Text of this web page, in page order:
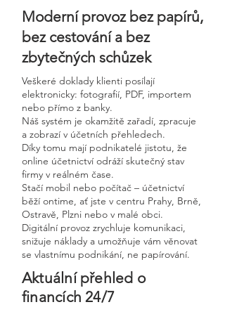
Moderní provoz bez papírů,
bez cestování a bez
zbytečných schůzek
Veškeré doklady klienti posílají
elektronicky: fotografií, PDF, importem
nebo přímo z banky.
Náš systém je okamžitě zařadí, zpracuje
a zobrazí v účetních přehledech.
Díky tomu mají podnikatelé jistotu, že
online účetnictví odráží skutečný stav
firmy v reálném čase.
Stačí mobil nebo počítač – účetnictví
běží ontime, ať jste v centru Prahy, Brně,
Ostravě, Plzni nebo v malé obci.
Digitální provoz zrychluje komunikaci,
snižuje náklady a umožňuje vám věnovat
se vlastnímu podnikání, ne papírování.
Aktuální přehled o
financích 24/7